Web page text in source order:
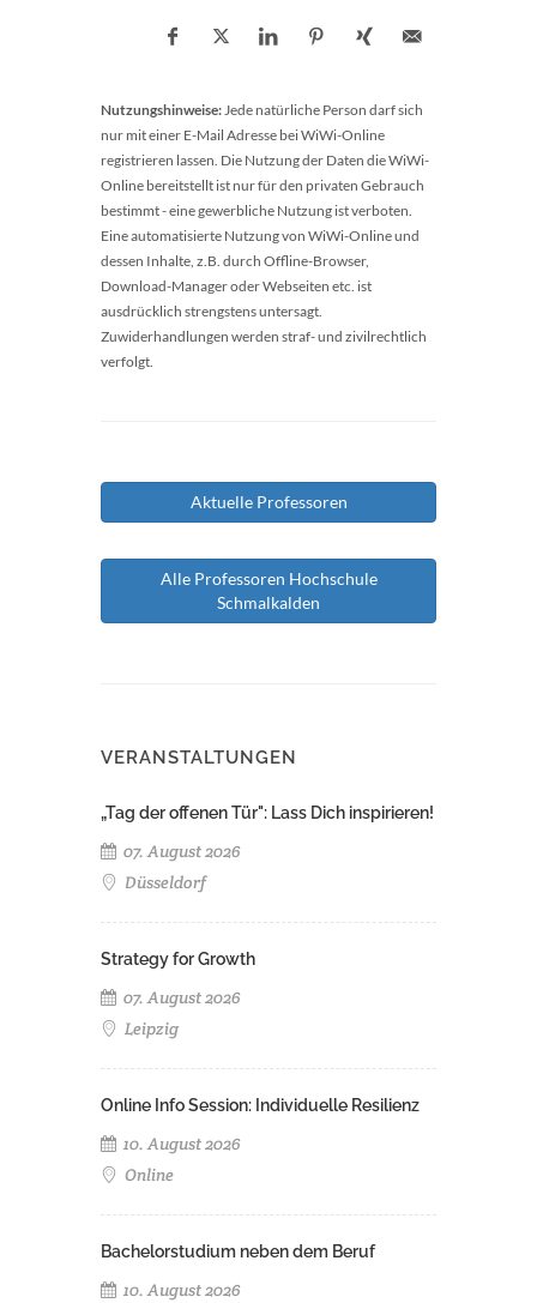
Nutzungshinweise:Jede natürliche Person darf sich
nur mit einer E-Mail Adresse bei WiWi-Online
registrieren lassen. Die Nutzung der Daten die WiWi-
Online bereitstellt ist nur für den privaten Gebrauch
bestimmt - eine gewerbliche Nutzung ist verboten.
Eine automatisierte Nutzung von WiWi-Online und
dessen Inhalte, z.B. durch Offline-Browser,
Download-Manager oder Webseiten etc. ist
ausdrücklich strengstens untersagt.
Zuwiderhandlungen werden straf- und zivilrechtlich
verfolgt.
Aktuelle Professoren
Alle Professoren Hochschule
Schmalkalden
VERANSTALTUNGEN
„Tag der offenen Tür": Lass Dich inspirieren!
07. August 2026
Düsseldorf
Strategy for Growth
07. August 2026
Leipzig
Online Info Session: Individuelle Resilienz
10. August 2026
Online
Bachelorstudium neben dem Beruf
10. August 2026